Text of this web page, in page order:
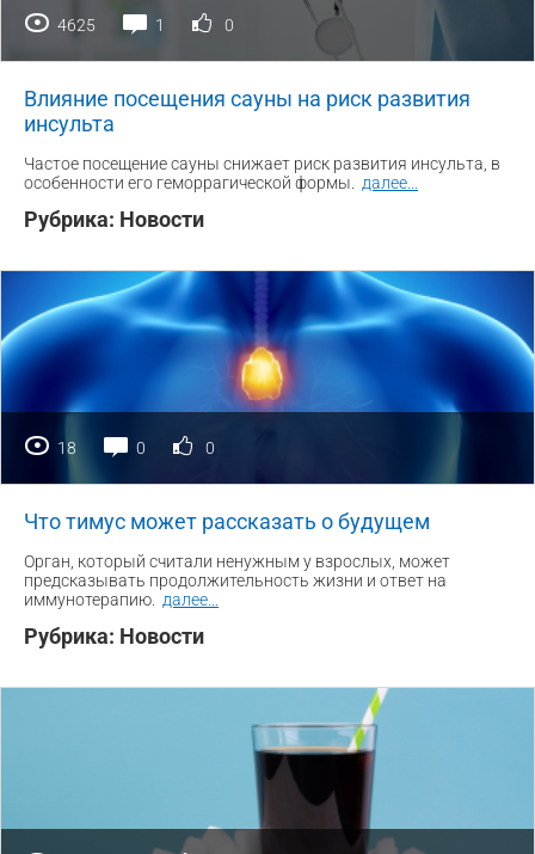
4625 1 0
Влияние посещения сауны на риск развития
инсульта
Частое посещение сауны снижает риск развития инсульта, в
особенности его геморрагической формы.
далее
Рубрика: Новости
18 0 0
Что тимус может рассказать о будущем
Орган, который считали ненужным у взрослых, может
предсказывать продолжительность жизни и ответ на
иммунотерапию.
далее
Рубрика: Новости